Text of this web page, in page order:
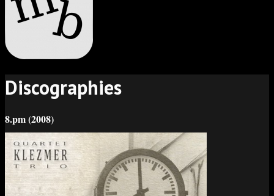
Discographies
8.pm (2008)